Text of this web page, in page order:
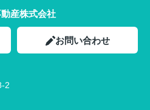
産株式会社
お問い合わせ
2